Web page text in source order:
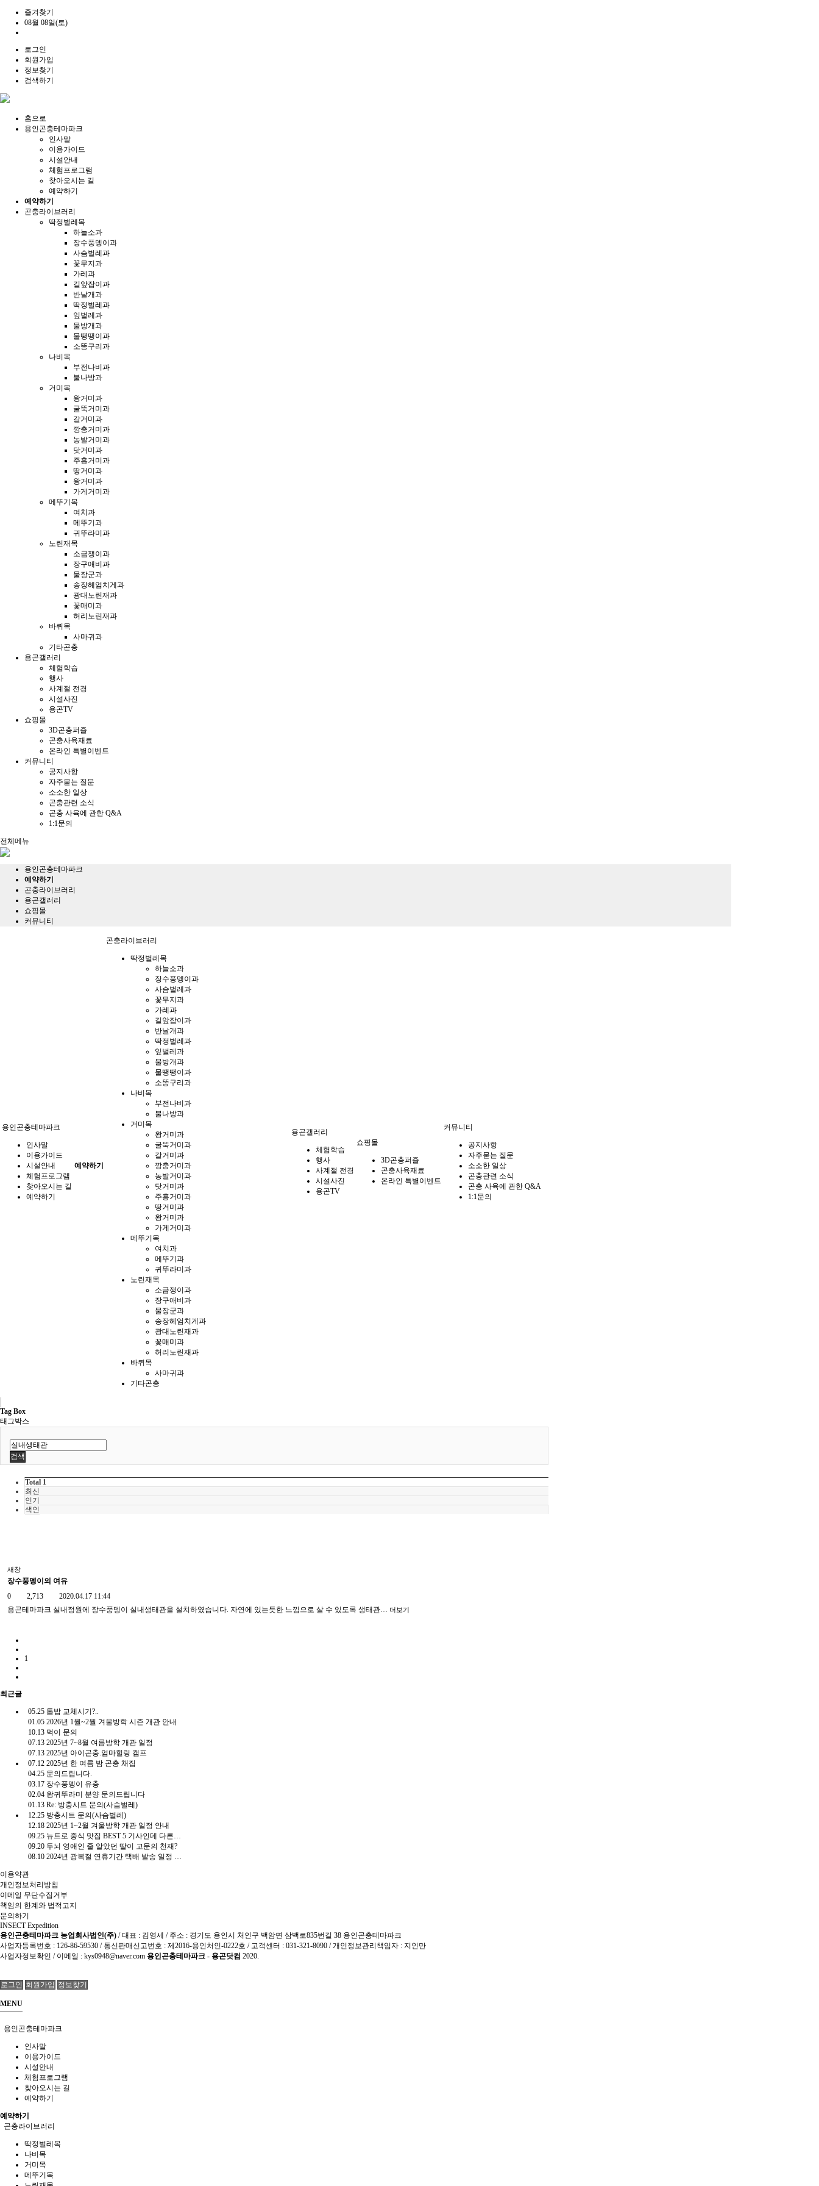
즐겨찾기
08월 08일(토)
로그인
회원가입
정보찾기
검색하기
홈으로
용인곤충테마파크
인사말
이용가이드
시설안내
체험프로그램
찾아오시는 길
예약하기
예약하기
곤충라이브러리
딱정벌레목
하늘소과
장수풍뎅이과
사슴벌레과
꽃무지과
가레과
길앞잡이과
반날개과
딱정벌레과
잎벌레과
물방개과
물땡땡이과
소똥구리과
나비목
부전나비과
불나방과
거미목
왕거미과
굴뚝거미과
갈거미과
깡충거미과
농발거미과
닷거미과
주홍거미과
땅거미과
왕거미과
가게거미과
메뚜기목
여치과
메뚜기과
귀뚜라미과
노린재목
소금쟁이과
장구애비과
물장군과
송장헤엄치게과
광대노린재과
꽃매미과
허리노린재과
바퀴목
사마귀과
기타곤충
용곤갤러리
체험학습
행사
사계절 전경
시설사진
용곤TV
쇼핑몰
3D곤충퍼즐
곤충사육재료
온라인 특별이벤트
커뮤니티
공지사항
자주묻는 질문
소소한 일상
곤충관련 소식
곤충 사육에 관한 Q&A
1:1문의
전체메뉴
용인곤충테마파크
예약하기
곤충라이브러리
용곤갤러리
쇼핑몰
커뮤니티
용인곤충테마파크
인사말
이용가이드
시설안내
체험프로그램
찾아오시는 길
예약하기
예약하기
곤충라이브러리
딱정벌레목
하늘소과
장수풍뎅이과
사슴벌레과
꽃무지과
가레과
길앞잡이과
반날개과
딱정벌레과
잎벌레과
물방개과
물땡땡이과
소똥구리과
나비목
부전나비과
불나방과
거미목
왕거미과
굴뚝거미과
갈거미과
깡충거미과
농발거미과
닷거미과
주홍거미과
땅거미과
왕거미과
가게거미과
메뚜기목
여치과
메뚜기과
귀뚜라미과
노린재목
소금쟁이과
장구애비과
물장군과
송장헤엄치게과
광대노린재과
꽃매미과
허리노린재과
바퀴목
사마귀과
기타곤충
용곤갤러리
체험학습
행사
사계절 전경
시설사진
용곤TV
쇼핑몰
3D곤충퍼즐
곤충사육재료
온라인 특별이벤트
커뮤니티
공지사항
자주묻는 질문
소소한 일상
곤충관련 소식
곤충 사육에 관한 Q&A
1:1문의
Tag Box
태그박스
검색
Total 1
최신
인기
색인
새창
장수풍뎅이의 여유
0
2,713
2020.04.17 11:44
용곤테마파크 실내정원에 장수풍뎅이 실내생태관을 설치하였습니다. 자연에 있는듯한 느낌으로 살 수 있도록 생태관…
더보기
1
최근글
05.25 톱밥 교체시기?..
01.05 2026년 1월~2월 겨울방학 시즌 개관 안내
10.13 먹이 문의
07.13 2025년 7~8월 여름방학 개관 일정
07.13 2025년 아이곤충.엄마힐링 캠프
07.12 2025년 한 여름 밤 곤충 채집
04.25 문의드립니다.
03.17 장수풍뎅이 유충
02.04 왕귀뚜라미 분양 문의드립니다
01.13 Re: 방충시트 문의(사슴벌레)
12.25 방충시트 문의(사슴벌레)
12.18 2025년 1~2월 겨울방학 개관 일정 안내
09.25 뉴트로 중식 맛집 BEST 5 기사인데 다른게 더 유용함.gisa
09.20 두뇌 영애인 줄 알았던 딸이 고문의 천재?
08.10 2024년 광복절 연휴기간 택배 발송 일정 안내
이용약관
개인정보처리방침
이메일 무단수집거부
책임의 한계와 법적고지
문의하기
INSECT Expedition
용인곤충테마파크 농업회사법인(주) / 대표 : 김영세 / 주소 : 경기도 용인시 처인구 백암면 삼백로835번길 38 용인곤충테마파크
사업자등록번호 : 126-86-59530 / 통신판매신고번호 : 제2016-용인처인-0222호 / 고객센터 : 031-321-8090 / 개인정보관리책임자 : 지인만
사업자정보확인 / 이메일 : kys0948@naver.com 용인곤충테마파크 - 용곤닷컴 2020.
로그인 회원가입 정보찾기
MENU
용인곤충테마파크
인사말
이용가이드
시설안내
체험프로그램
찾아오시는 길
예약하기
예약하기
곤충라이브러리
딱정벌레목
나비목
거미목
메뚜기목